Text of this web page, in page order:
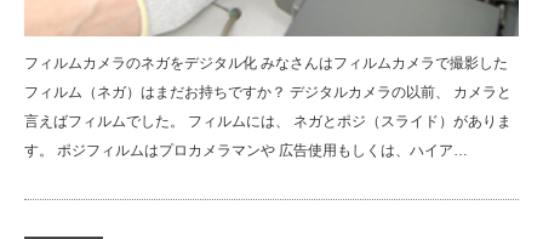
フィルムカメラのネガをデジタル化 みなさんはフィルムカメラで撮影した
フィルム（ネガ）はまだお持ちですか？ デジタルカメラの以前、 カメラと
言えばフィルムでした。 フィルムには、 ネガとポジ（スライド）がありま
す。 ポジフィルムはプロカメラマンや 広告使用もしくは、ハイア…